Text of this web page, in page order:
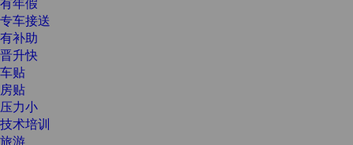
专车接送
有补助
晋升快
车贴
房贴
压力小
技术培训
旅游